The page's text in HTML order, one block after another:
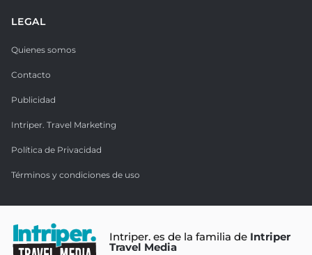
LEGAL
Quienes somos
Contacto
Publicidad
Intriper. Travel Marketing
Política de Privacidad
Términos y condiciones de uso
Intriper. es de la familia de Intriper
Travel Media